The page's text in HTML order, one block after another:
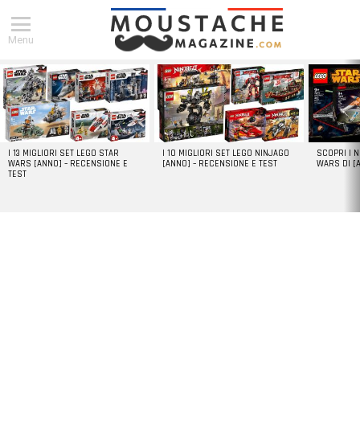
Menu
DERNIERS
ARTICLES
I 13 MIGLIORI SET LEGO STAR
WARS [ANNO] – RECENSIONE E
TEST
I 10 MIGLIORI SET LEGO NINJAGO
[ANNO] – RECENSIONE E TEST
SCOPRI I
WARS DI